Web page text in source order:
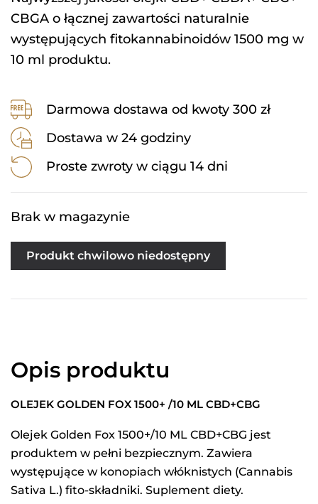
CBGA o łącznej zawartości naturalnie
występujących fitokannabinoidów 1500 mg w
10 ml produktu.
Darmowa dostawa od kwoty 300 zł
Dostawa w 24 godziny
Proste zwroty w ciągu 14 dni
Brak w magazynie
Produkt chwilowo niedostępny
Opis produktu
OLEJEK GOLDEN FOX 1500+ /10 ML CBD+CBG
Olejek Golden Fox 1500+/10 ML CBD+CBG jest
produktem w pełni bezpiecznym. Zawiera
występujące w konopiach włóknistych (Cannabis
Sativa L.) fito-składniki. Suplement diety.